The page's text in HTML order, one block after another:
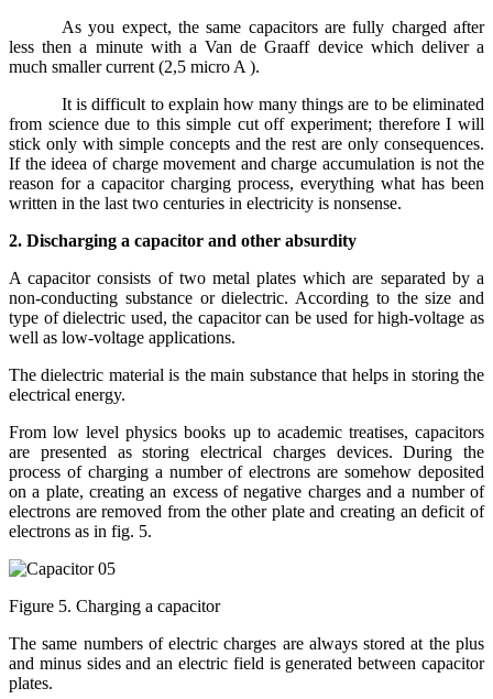
As you expect, the same capacitors are fully charged after
less then a minute with a Van de Graaff device which deliver a
much smaller current (2,5 micro A ).
It is difficult to explain how many things are to be eliminated
from science due to this simple cut off experiment; therefore I will
stick only with simple concepts and the rest are only consequences.
If the ideea of charge movement and charge accumulation is not the
reason for a capacitor charging process, everything what has been
written in the last two centuries in electricity is nonsense.
2. Discharging a capacitor and other absurdity
A capacitor consists of two metal plates which are separated by a
non-conducting substance or dielectric. According to the size and
type of dielectric used, the capacitor can be used for high-voltage as
well as low-voltage applications.
The dielectric material is the main substance that helps in storing the
electrical energy.
From low level physics books up to academic treatises, capacitors
are presented as storing electrical charges devices. During the
process of charging a number of electrons are somehow deposited
on a plate, creating an excess of negative charges and a number of
electrons are removed from the other plate and creating an deficit of
electrons as in fig. 5.
Figure 5. Charging a capacitor
The same numbers of electric charges are always stored at the plus
and minus sides and an electric field is generated between capacitor
plates.